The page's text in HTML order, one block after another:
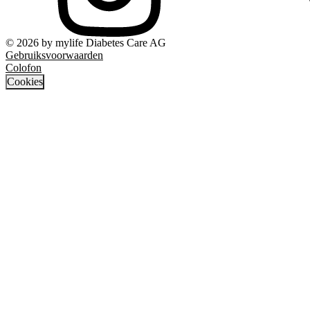
© 2026 by mylife Diabetes Care AG
Gebruiksvoorwaarden
Colofon
Cookies